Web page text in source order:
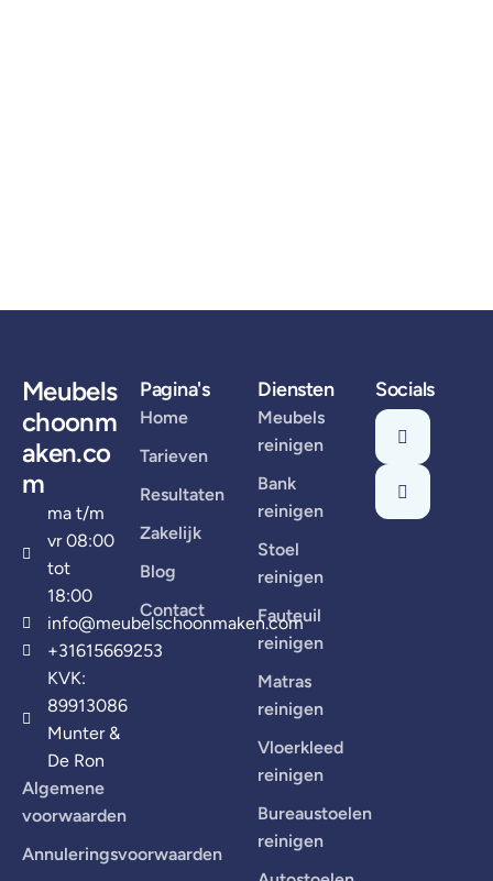
Meubels
choonm
aken.co
m
ma t/m
vr 08:00
tot
18:00
info@meubelschoonmaken.com
+31615669253
KVK:
89913086
Munter &
De Ron
Algemene
voorwaarden
Annuleringsvoorwaarden
Pagina's
Home
Tarieven
Resultaten
Zakelijk
Blog
Contact
Diensten
Meubels
reinigen
Bank
reinigen
Stoel
reinigen
Fauteuil
reinigen
Matras
reinigen
Vloerkleed
reinigen
Bureaustoelen
reinigen
Socials